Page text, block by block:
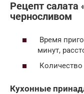
Рецепт салата
черносливом
Время
минут,
Кухонные